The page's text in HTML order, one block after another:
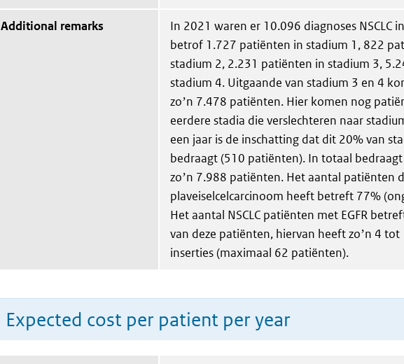
Additional remarks
In 2021 waren er 10.096 diagnoses NSCLC
betrof 1.727 patiënten in stadium 1, 822
stadium 2, 2.231 patiënten in stadium 3,
stadium 4. Uitgaande van stadium 3 en 4
zoʼn 7.478 patiënten. Hier komen nog
eerdere stadia die verslechteren naar
een jaar is de inschatting dat dit 20% van
bedraagt (510 patiënten). In totaal
zoʼn 7.988 patiënten. Het aantal patiënten
plaveiselcelcarcinoom heeft betreft 77%
Het aantal NSCLC patiënten met EGFR
van deze patiënten, hiervan heeft zoʼn 4
inserties (maximaal 62 patiënten).
Expected cost per patient per year